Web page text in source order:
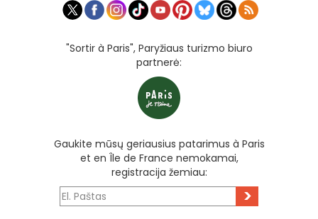
"Sortir à Paris", Paryžiaus turizmo biuro
partnerė:
Gaukite mūsų geriausius patarimus à Paris
et en Île de France nemokamai,
registracija žemiau:
>